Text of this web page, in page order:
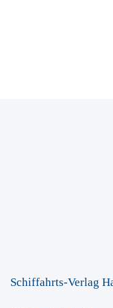
Schiffahrts-Verlag